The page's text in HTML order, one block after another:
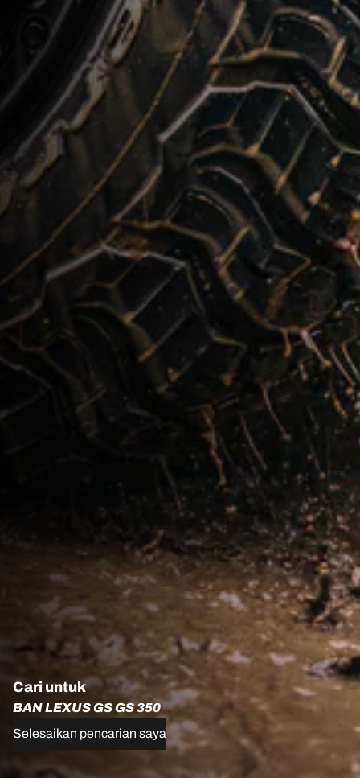
Cari untuk
BAN LEXUS GS GS 350
Selesaikan pencarian saya